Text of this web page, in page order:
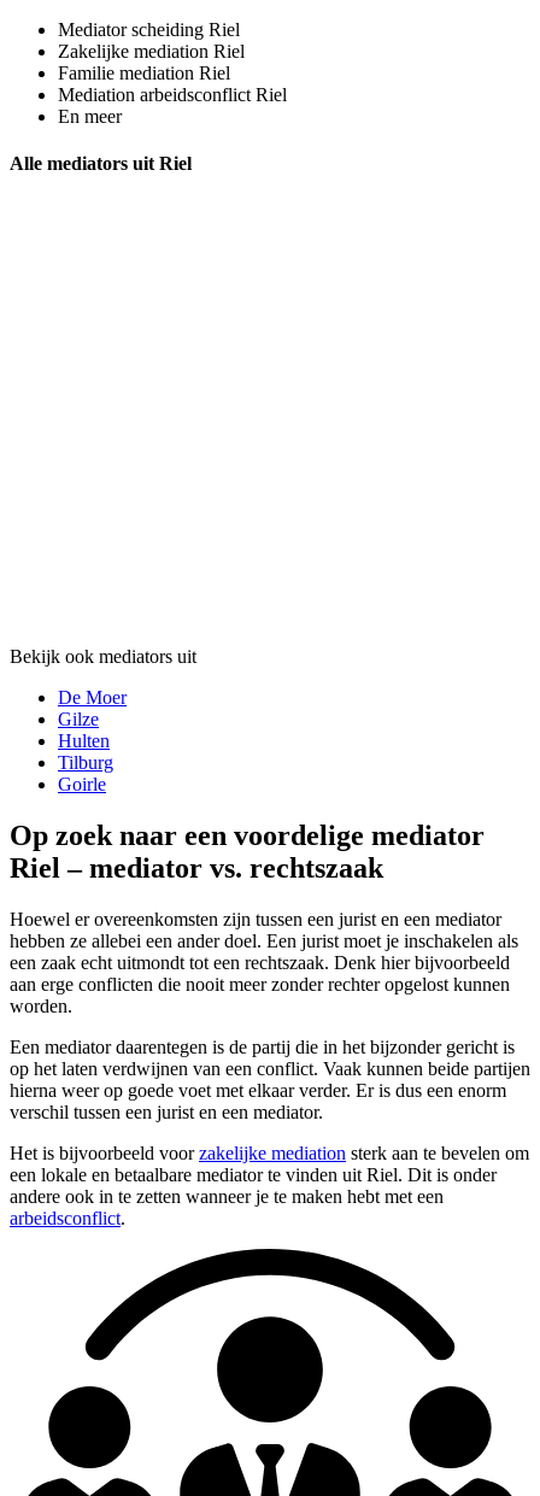
Mediator scheiding Riel
Zakelijke mediation Riel
Familie mediation Riel
Mediation arbeidsconflict Riel
En meer
Alle mediators uit Riel
Bekijk ook mediators uit
De Moer
Gilze
Hulten
Tilburg
Goirle
Op zoek naar een voordelige mediator
Riel – mediator vs. rechtszaak
Hoewel er overeenkomsten zijn tussen een jurist en een mediator
hebben ze allebei een ander doel. Een jurist moet je inschakelen als
een zaak echt uitmondt tot een rechtszaak. Denk hier bijvoorbeeld
aan erge conflicten die nooit meer zonder rechter opgelost kunnen
worden.
Een mediator daarentegen is de partij die in het bijzonder gericht is
op het laten verdwijnen van een conflict. Vaak kunnen beide partijen
hierna weer op goede voet met elkaar verder. Er is dus een enorm
verschil tussen een jurist en een mediator.
Het is bijvoorbeeld voorzakelijke mediation sterk aan te bevelen om
een lokale en betaalbare mediator te vinden uit Riel. Dit is onder
andere ook in te zetten wanneer je te maken hebt met een
arbeidsconflict.